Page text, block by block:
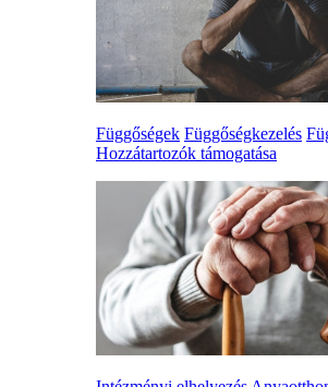
Függőségek Függőségkezelés
Hozzátartozók támogatása